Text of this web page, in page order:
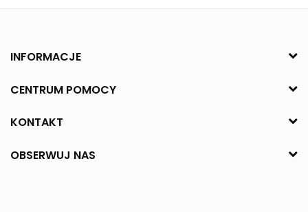
INFORMACJE
CENTRUM POMOCY
KONTAKT
OBSERWUJ NAS